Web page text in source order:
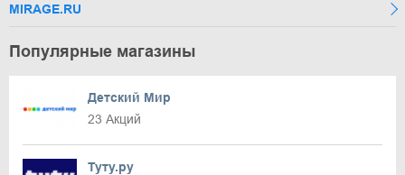
MIRAGE.RU
Популярные магазины
Детский Мир
23 Акций
Туту.ру